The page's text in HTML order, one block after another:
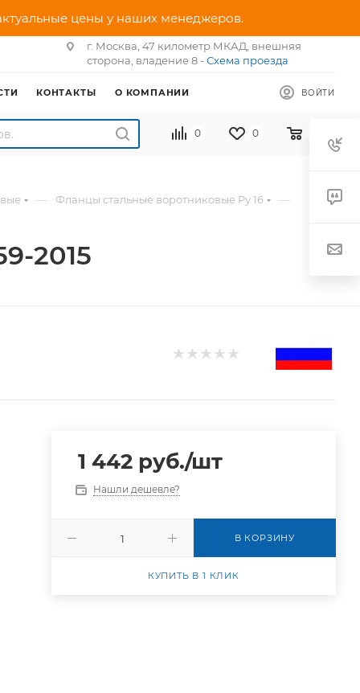
цены у наших менеджеров.
г. Москва, 47 километр МКАД, внешняя
сторона, владение 8 - Схема проезда
ВОЙТИ
КОНТАКТЫ О КОМПАНИИ
0 0
— Фланцы стальные воротниковые Ру 16 —
2015
1 442руб./шт
Нашли дешевле?
В КОРЗИНУ
КУПИТЬ В 1 КЛИК